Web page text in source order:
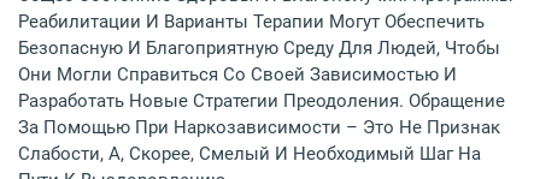
Реабилитации И Варианты Терапии Могут Обеспечить
Безопасную И Благоприятную Среду Для Людей, Чтобы
Они Могли Справиться Со Своей Зависимостью И
Разработать Новые Стратегии Преодоления. Обращение
За Помощью При Наркозависимости – Это Не Признак
Слабости, А, Скорее, Смелый И Необходимый Шаг На